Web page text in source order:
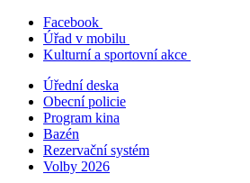
Facebook
Úřad v mobilu
Kulturní a sportovní akce
Úřední deska
Obecní policie
Program kina
Bazén
Rezervační systém
Volby 2026